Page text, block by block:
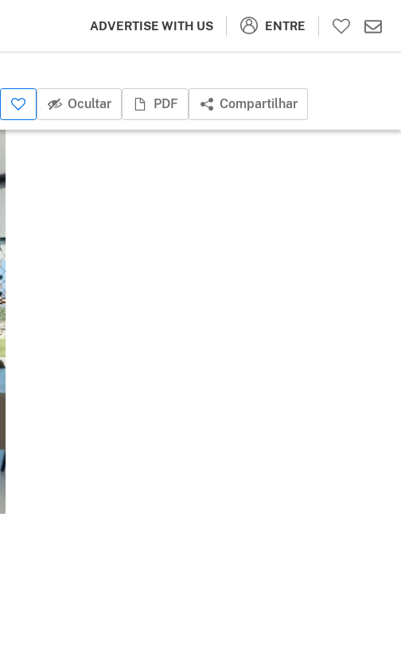
ADVERTISE WITH US ENTRE
Ocultar PDF Compartilhar